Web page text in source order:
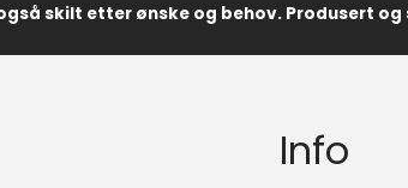
skilt etter ønske og behov. Produsert
Info